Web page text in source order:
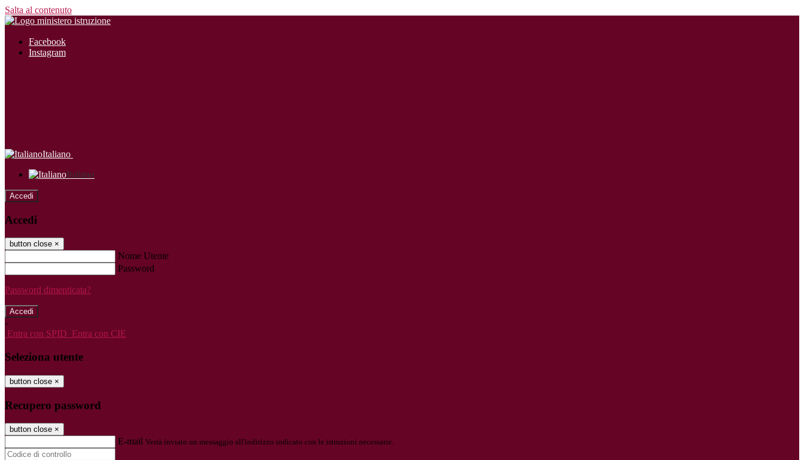
Salta al contenuto
Facebook
Instagram
Italiano
Italiano
Accedi
Accedi
button close ×
Nome Utente
Password
Password dimenticata?
-
Entra con SPID Entra con CIE
Seleziona utente
button close ×
Recupero password
button close ×
E-mail Verrà inviato un messaggio all'indirizzo indicato con le istruzioni necessarie.